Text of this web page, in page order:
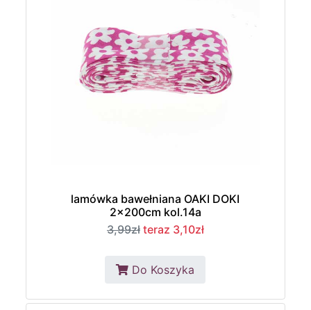
lamówka bawełniana OAKI DOKI
2x200cm kol.14a
3,99zł teraz 3,10zł
Do Koszyka